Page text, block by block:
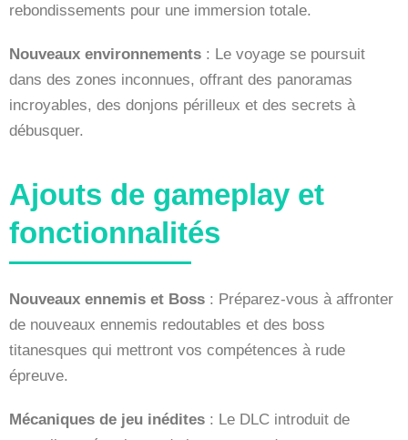
rebondissements pour une immersion totale.
Nouveaux environnements : Le voyage se poursuit
dans des zones inconnues, offrant des panoramas
incroyables, des donjons périlleux et des secrets à
débusquer.
Ajouts de gameplay et
fonctionnalités
Nouveaux ennemis et Boss : Préparez-vous à affronter
de nouveaux ennemis redoutables et des boss
titanesques qui mettront vos compétences à rude
épreuve.
Mécaniques de jeu inédites : Le DLC introduit de